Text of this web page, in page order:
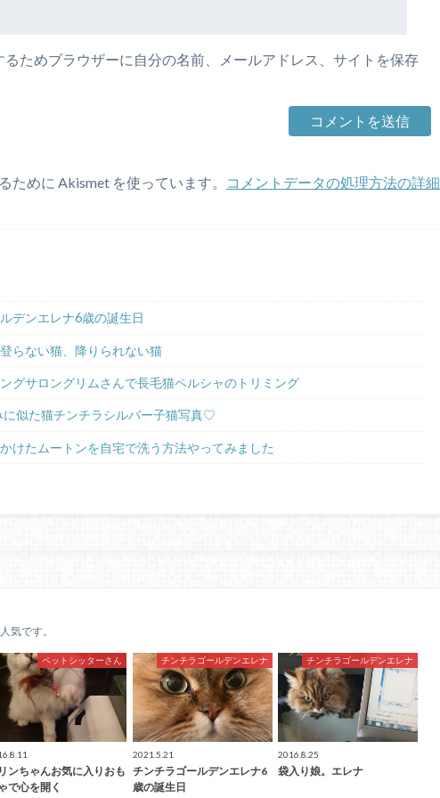
ためブラウザーに自分の名前、メールアドレス、サイトを保存
ために Akismet を使っています。
コメントデータの処理方法の詳細
デンエレナ6歳の誕生日
らない猫、降りられない猫
グサロングリムさんで長毛猫ペルシャのトリミング
に似た猫チンチラシルバー子猫写真♡
けたムートンを自宅で洗う方法やってみました
気です。
ペットシッターさん
ンちゃんお気に入りおも
で心を開く
チンチラゴールデンエレナ
2021.5.21
チンチラゴールデンエレナ6
歳の誕生日
チンチラゴールデンエレナ
2016.8.25
袋入り娘。エレナ